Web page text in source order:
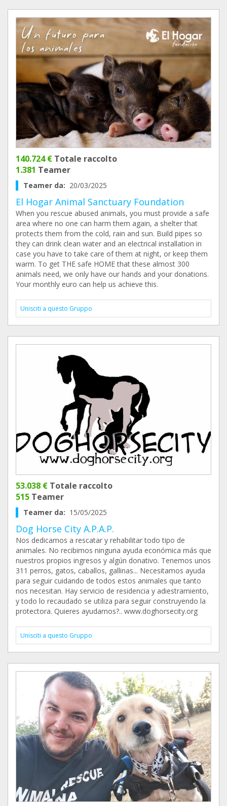
140.724 € Totale raccolto
1.381 Teamer
Teamer da: 20/03/2025
El Hogar Animal Sanctuary Foundation
When you rescue abused animals, you must provide a safe
area where no one can harm them again, a shelter that
protects them from the cold, rain and sun. Build pipes so
they can drink clean water and an electrical installation in
case you have to take care of them at night, or keep them
warm. To get THE safe HOME that these almost 300
animals need, we only have our hands and your donations.
Your monthly euro can help us achieve this.
Unisciti a questo Gruppo
53.038 € Totale raccolto
515 Teamer
Teamer da: 15/05/2025
Dog Horse City A.P.A.P.
Nos dedicamos a rescatar y rehabilitar todo tipo de
animales. No recibimos ninguna ayuda económica más que
nuestros propios ingresos y algún donativo. Tenemos unos
311 perros, gatos, caballos, gallinas... Necesitamos ayuda
para seguir cuidando de todos estos animales que tanto
nos necesitan. Hay servicio de residencia y adiestramiento,
y todo lo recaudado se utiliza para seguir construyendo la
protectora. Quieres ayudarnos?.. www.doghorsecity.org
Unisciti a questo Gruppo